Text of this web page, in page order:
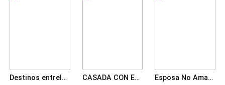
Destinos entrelazados: una niñera en la hacienda CASADA CON EL SUEGRO DE MI EX. ATERRIZAJE EN EL CORAZÓN Esposa No Amada